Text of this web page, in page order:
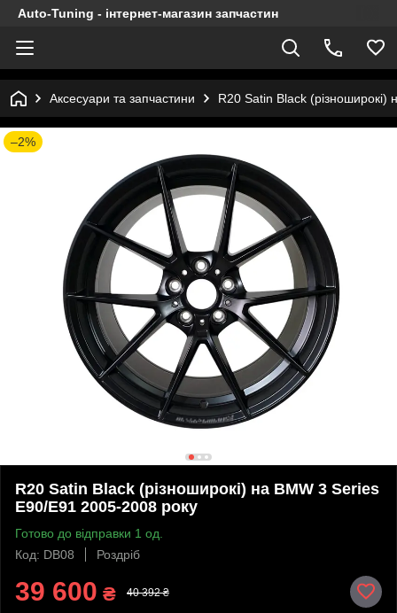
Auto-Tuning - інтернет-магазин запчастин
Аксесуари та запчастини R20 Satin Black
–2%
R20 Satin Black (різноширокі) на BMW 3 Series
E90/E91 2005-2008 року
Готово до відправки 1 од.
Код: DB08
Роздріб
39 600 ₴ 40 392 ₴